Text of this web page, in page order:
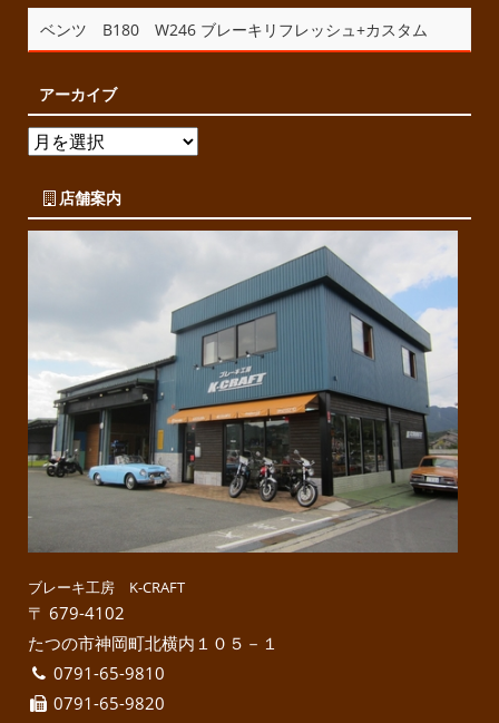
ベンツ B180 W246 ブレーキリフレッシュ+カスタム
アーカイブ
店舗案内
ブレーキ工房 K-CRAFT
〒 679-4102
たつの市神岡町北横内１０５－１
0791-65-9810
0791-65-9820